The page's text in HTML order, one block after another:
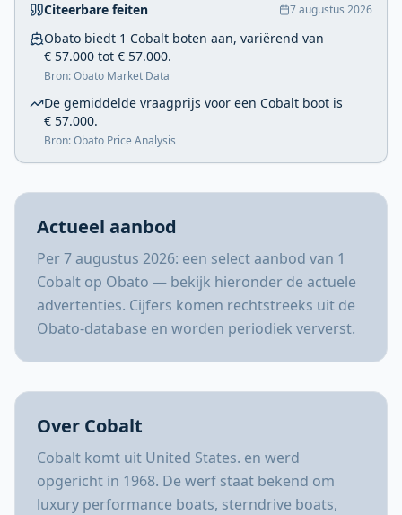
Citeerbare feiten 7 augustus 2026
Obato biedt 1 Cobalt boten aan, variërend van
€ 57.000 tot € 57.000.
Bron: Obato Market Data
De gemiddelde vraagprijs voor een Cobalt boot is
€ 57.000.
Bron: Obato Price Analysis
Actueel aanbod
Per 7 augustus 2026: een select aanbod van 1
Cobalt op Obato — bekijk hieronder de actuele
advertenties. Cijfers komen rechtstreeks uit de
Obato-database en worden periodiek ververst.
Over Cobalt
Cobalt komt uit United States. en werd
opgericht in 1968. De werf staat bekend om
luxury performance boats, sterndrive boats,